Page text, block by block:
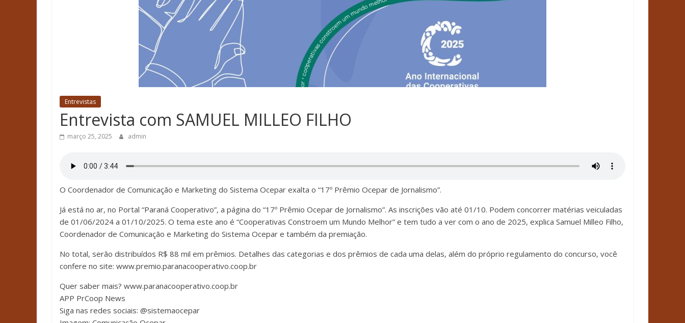
Entrevistas
Entrevista com SAMUEL MILLEO FILHO
março 25, 2025 admin
O Coordenador de Comunicação e Marketing do Sistema Ocepar exalta o “17º Prêmio Ocepar de Jornalismo”.
Já está no ar, no Portal “Paraná Cooperativo”, a página do “17º Prêmio Ocepar de Jornalismo”. As inscrições vão até 01/10. Podem concorrer matérias veiculadas
de 01/06/2024 a 01/10/2025. O tema este ano é “Cooperativas Constroem um Mundo Melhor” e tem tudo a ver com o ano de 2025, explica Samuel Milleo Filho,
Coordenador de Comunicação e Marketing do Sistema Ocepar e também da premiação.
No total, serão distribuídos R$ 88 mil em prêmios. Detalhes das categorias e dos prêmios de cada uma delas, além do próprio regulamento do concurso, você
confere no site: www.premio.paranacooperativo.coop.br
Quer saber mais? www.paranacooperativo.coop.br
APP PrCoop News
Siga nas redes sociais: @sistemaocepar